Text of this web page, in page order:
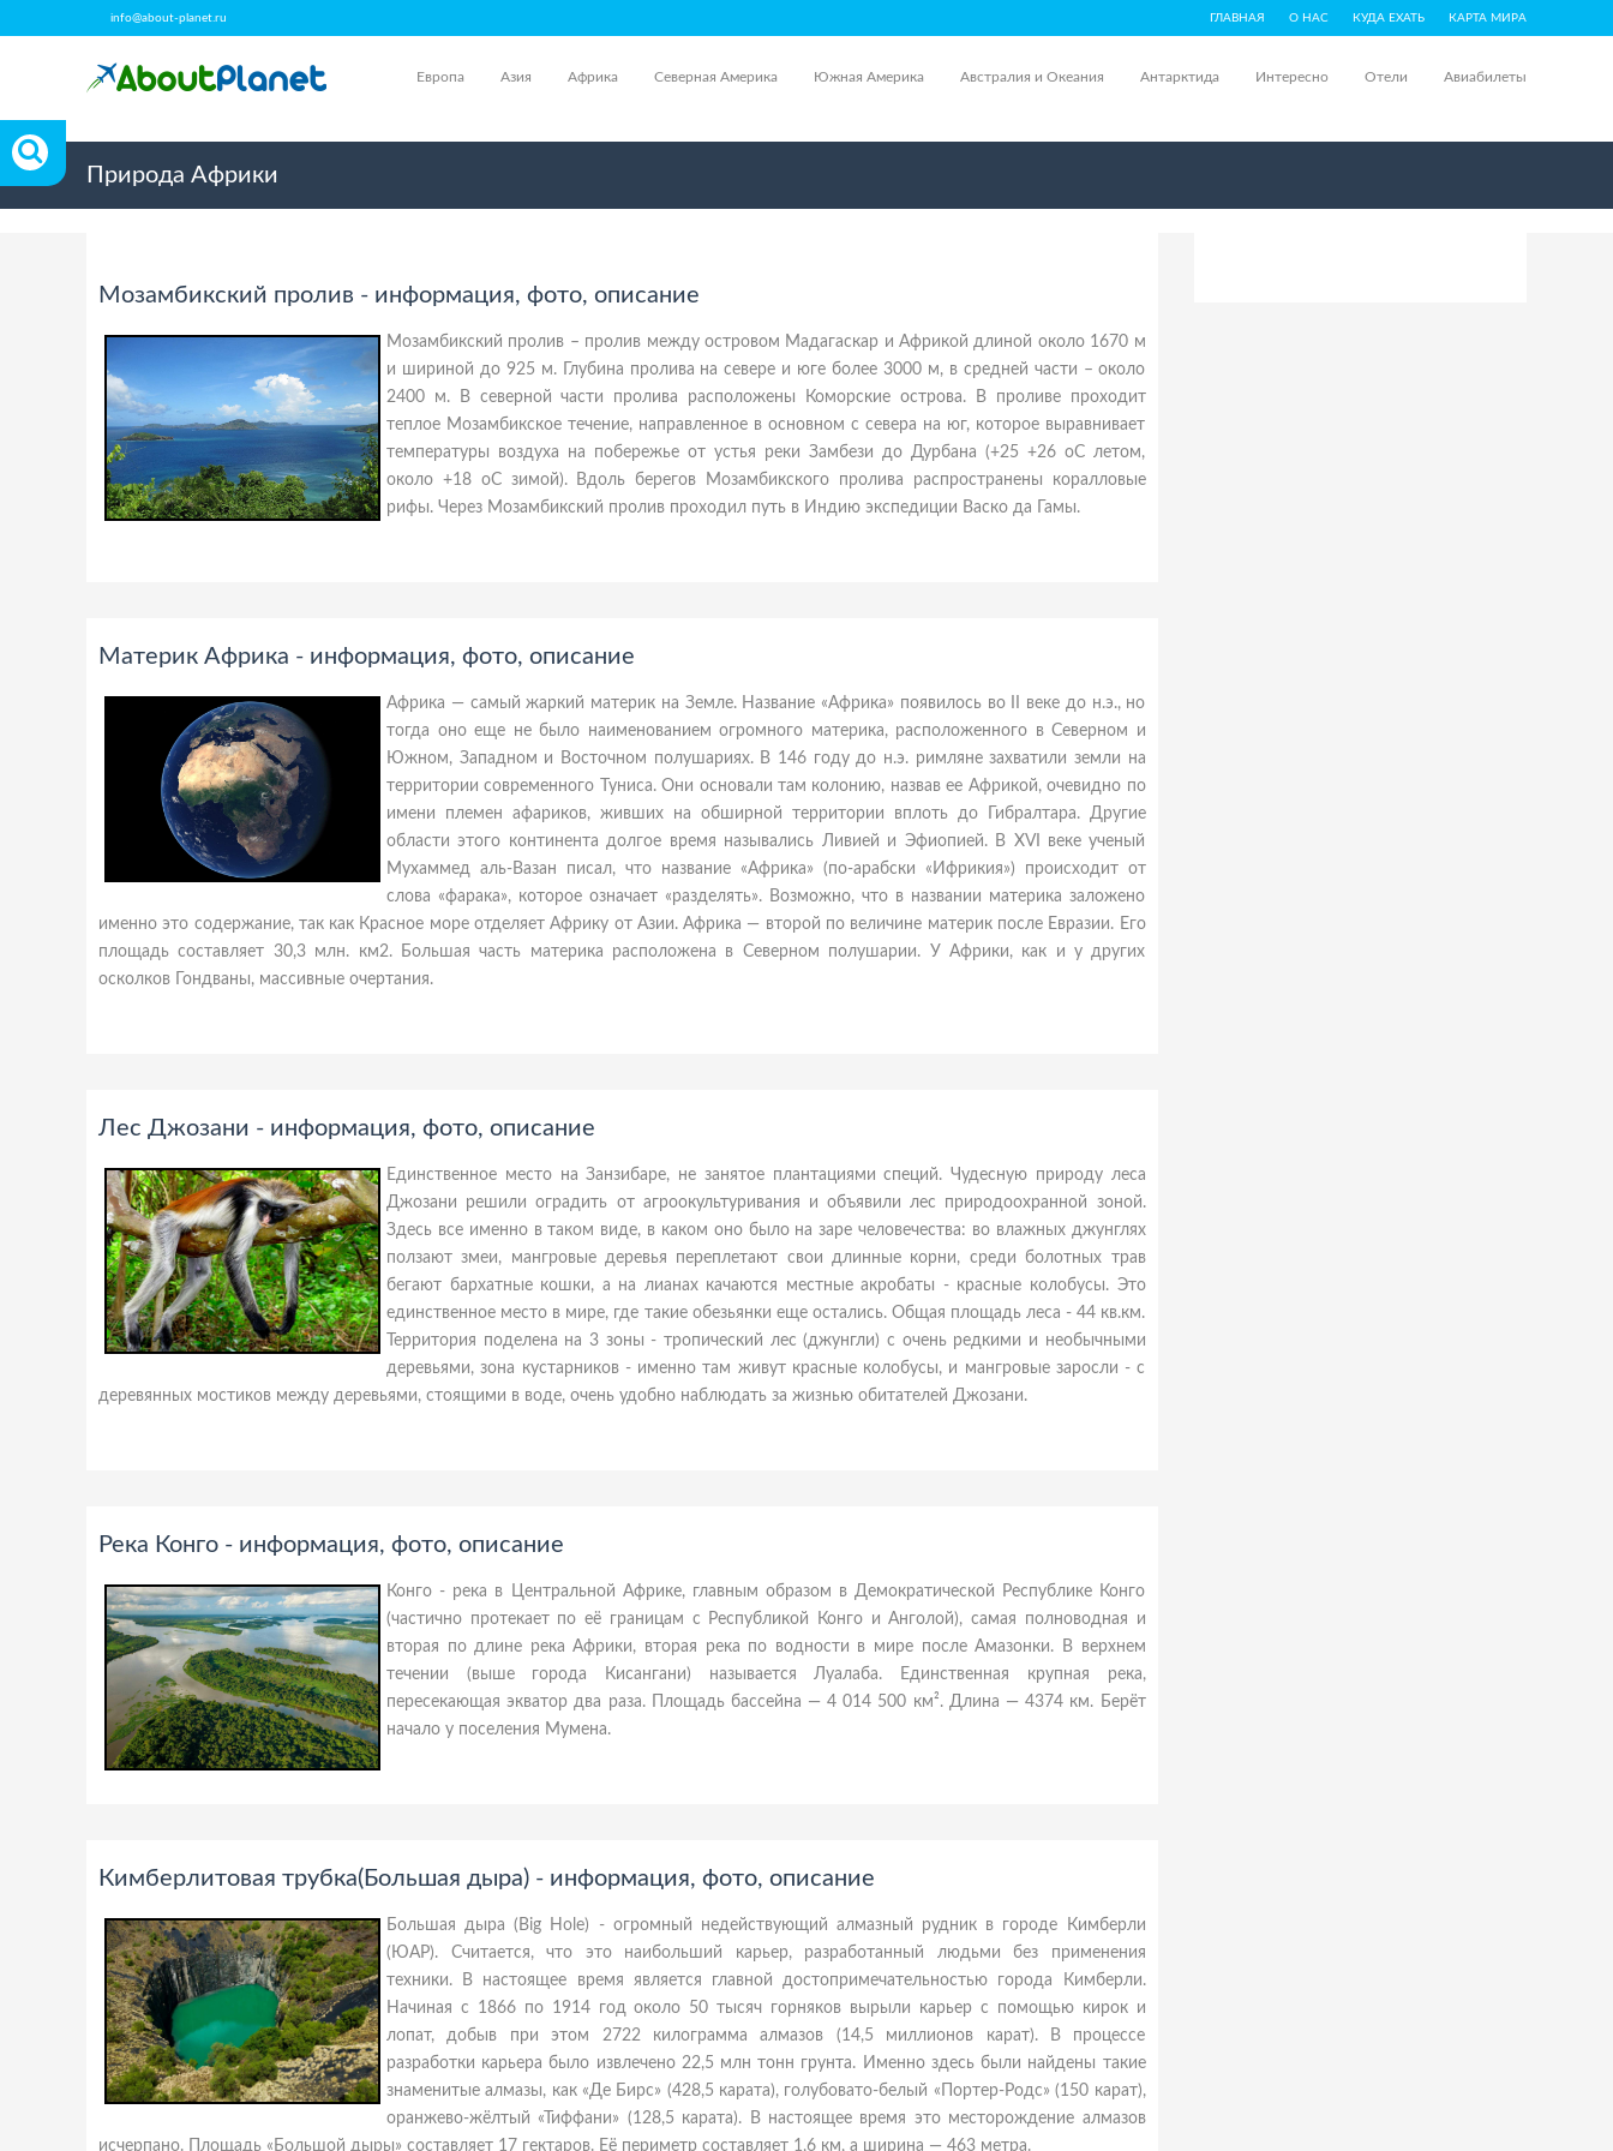
info@about-planet.ru ГЛАВНАЯ О НАС КУДА ЕХАТЬ КАРТА МИРА
Европа Азия Африка Северная Америка Южная Америка Австралия и Океания Антарктида Интересно Отели Авиабилеты
Природа Африки
Мозамбикский пролив - информация, фото, описание
Мозамбикский пролив – пролив между островом Мадагаскар и Африкой длиной около 1670 м
и шириной до 925 м. Глубина пролива на севере и юге более 3000 м, в средней части – около
2400 м. В северной части пролива расположены Коморские острова. В проливе проходит
теплое Мозамбикское течение, направленное в основном с севера на юг, которое выравнивает
температуры воздуха на побережье от устья реки Замбези до Дурбана (+25 +26 оС летом,
около +18 оС зимой). Вдоль берегов Мозамбикского пролива распространены коралловые
рифы. Через Мозамбикский пролив проходил путь в Индию экспедиции Васко да Гамы.
Материк Африка - информация, фото, описание
Африка — самый жаркий материк на Земле. Название «Африка» появилось во II веке до н.э., но
тогда оно еще не было наименованием огромного материка, расположенного в Северном и
Южном, Западном и Восточном полушариях. В 146 году до н.э. римляне захватили земли на
территории современного Туниса. Они основали там колонию, назвав ее Африкой, очевидно по
имени племен афариков, живших на обширной территории вплоть до Гибралтара. Другие
области этого континента долгое время назывались Ливией и Эфиопией. В XVI веке ученый
Мухаммед аль-Вазан писал, что название «Африка» (по-арабски «Ифрикия») происходит от
слова «фарака», которое означает «разделять». Возможно, что в названии материка заложено
именно это содержание, так как Красное море отделяет Африку от Азии. Африка — второй по величине материк после Евразии. Его
площадь составляет 30,3 млн. км2. Большая часть материка расположена в Северном полушарии. У Африки, как и у других
осколков Гондваны, массивные очертания.
Лес Джозани - информация, фото, описание
Единственное место на Занзибаре, не занятое плантациями специй. Чудесную природу леса
Джозани решили оградить от агроокультуривания и объявили лес природоохранной зоной.
Здесь все именно в таком виде, в каком оно было на заре человечества: во влажных джунглях
ползают змеи, мангровые деревья переплетают свои длинные корни, среди болотных трав
бегают бархатные кошки, а на лианах качаются местные акробаты - красные колобусы. Это
единственное место в мире, где такие обезьянки еще остались. Общая площадь леса - 44 кв.км.
Территория поделена на 3 зоны - тропический лес (джунгли) с очень редкими и необычными
деревьями, зона кустарников - именно там живут красные колобусы, и мангровые заросли - с
деревянных мостиков между деревьями, стоящими в воде, очень удобно наблюдать за жизнью обитателей Джозани.
Река Конго - информация, фото, описание
Конго - река в Центральной Африке, главным образом в Демократической Республике Конго
(частично протекает по её границам с Республикой Конго и Анголой), самая полноводная и
вторая по длине река Африки, вторая река по водности в мире после Амазонки. В верхнем
течении (выше города Кисангани) называется Луалаба. Единственная крупная река,
пересекающая экватор два раза. Площадь бассейна — 4 014 500 км². Длина — 4374 км. Берёт
начало у поселения Мумена.
Кимберлитовая трубка(Большая дыра) - информация, фото, описание
Большая дыра (Big Hole) - огромный недействующий алмазный рудник в городе Кимберли
(ЮАР). Считается, что это наибольший карьер, разработанный людьми без применения
техники. В настоящее время является главной достопримечательностью города Кимберли.
Начиная с 1866 по 1914 год около 50 тысяч горняков вырыли карьер с помощью кирок и
лопат, добыв при этом 2722 килограмма алмазов (14,5 миллионов карат). В процессе
разработки карьера было извлечено 22,5 млн тонн грунта. Именно здесь были найдены такие
знаменитые алмазы, как «Де Бирс» (428,5 карата), голубовато-белый «Портер-Родс» (150 карат),
оранжево-жёлтый «Тиффани» (128,5 карата). В настоящее время это месторождение алмазов
исчерпано. Площадь «Большой дыры» составляет 17 гектаров. Её периметр составляет 1,6 км, а ширина — 463 метра.